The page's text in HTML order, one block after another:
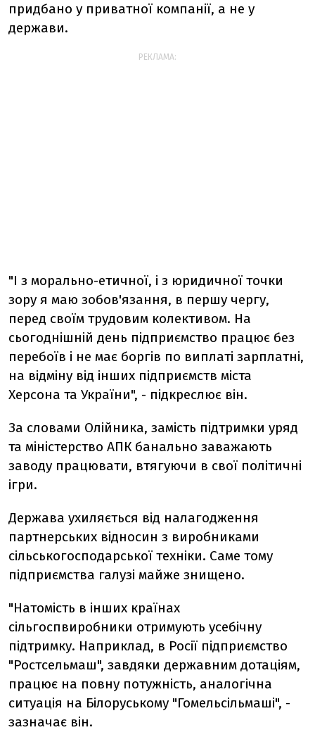
придбано у приватної компанії, а не у
держави.
РЕКЛАМА:
"І з морально-етичної, і з юридичної точки
зору я маю зобов'язання, в першу чергу,
перед своїм трудовим колективом. На
сьогоднішній день підприємство працює без
перебоїв і не має боргів по виплаті зарплатні,
на відміну від інших підприємств міста
Херсона та України", - підкреслює він.
За словами Олійника, замість підтримки уряд
та міністерство АПК банально заважають
заводу працювати, втягуючи в свої політичні
ігри.
Держава ухиляється від налагодження
партнерських відносин з виробниками
сільськогосподарської техніки. Саме тому
підприємства галузі майже знищено.
"Натомість в інших країнах
сільгоспвиробники отримують усебічну
підтримку. Наприклад, в Росії підприємство
"Ростсельмаш", завдяки державним дотаціям,
працює на повну потужність, аналогічна
ситуація на Білоруському "Гомельсільмаші", -
зазначає він.